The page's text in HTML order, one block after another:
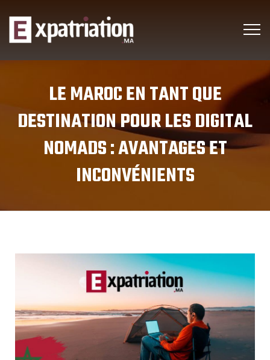
LE MAROC EN TANT QUE
DESTINATION POUR LES DIGITAL
NOMADS : AVANTAGES ET
INCONVÉNIENTS